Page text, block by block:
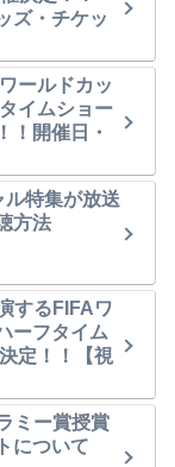
ズ・チケッ
ールドカッ
イムショー
！開催日・
特集が放送
方法
するFIFAワ
ーフタイム
定！！【視
ミー賞授賞
について